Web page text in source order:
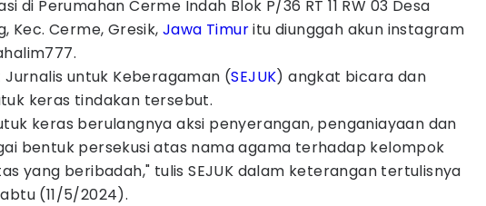
di Perumahan Cerme Indah Blok P/36 RT 11 RW 03 Desa
Kec. Cerme, Gresik, Jawa Timuritu diunggah akun instagram
Jurnalis untuk Keberagaman (SEJUK) angkat bicara dan
keras tindakan tersebut.
keras berulangnya aksi penyerangan, penganiayaan dan
bentuk persekusi atas nama agama terhadap kelompok
yang beribadah," tulis SEJUK dalam keterangan tertulisnya
(11/5/2024).